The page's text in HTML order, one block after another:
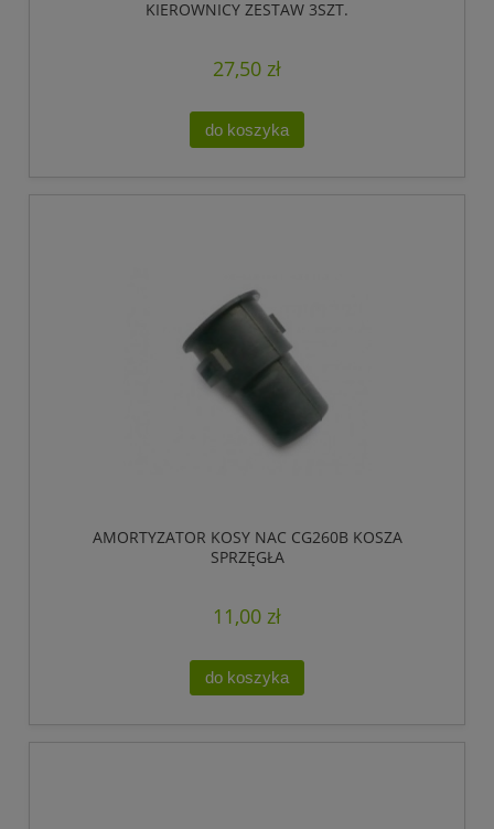
KIEROWNICY ZESTAW 3SZT.
27,50 zł
do koszyka
AMORTYZATOR KOSY NAC CG260B KOSZA
SPRZĘGŁA
11,00 zł
do koszyka